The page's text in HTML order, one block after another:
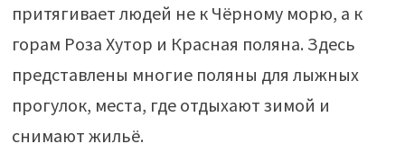
притягивает людей не к Чёрному морю, а к
горам Роза Хутор и Красная поляна. Здесь
представлены многие поляны для лыжных
прогулок, места, где отдыхают зимой и
снимают жильё.